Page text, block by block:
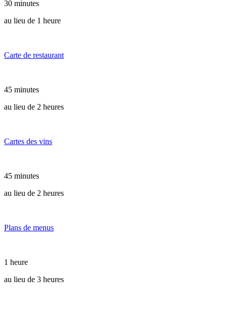
30 minutes
au lieu de 1 heure
Carte de restaurant
45 minutes
au lieu de 2 heures
Cartes des vins
45 minutes
au lieu de 2 heures
Plans de menus
1 heure
au lieu de 3 heures